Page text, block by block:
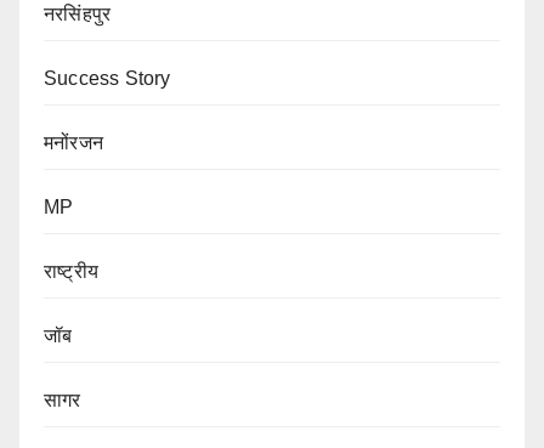
नरसिंहपुर
Success Story
मनोंरजन
MP
राष्ट्रीय
जॉब
सागर